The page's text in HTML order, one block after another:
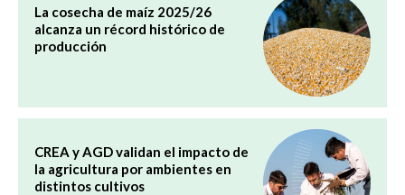
La cosecha de maíz 2025/26
alcanza un récord histórico de
producción
CREA y AGD validan el impacto de
la agricultura por ambientes en
distintos cultivos